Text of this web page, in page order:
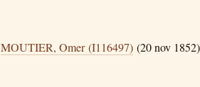
MOUTIER, Omer (I116497) (20 nov 1852)